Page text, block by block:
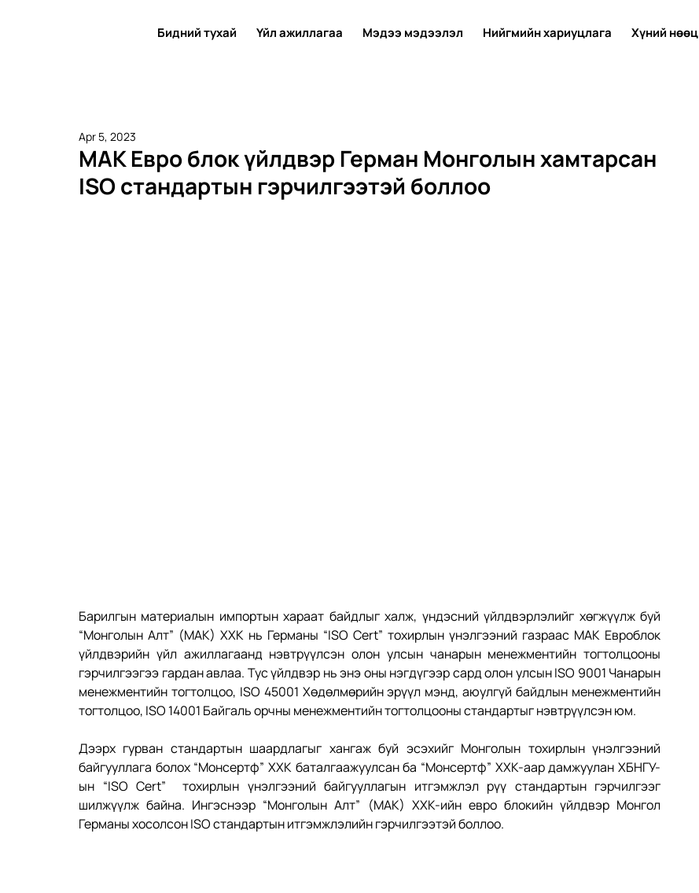
Бидний тухай Үйл ажиллагаа Мэдээ мэдээлэл Нийгмийн хариуцлага Хүний нөөц
МАК Евро блок үйлдвэр Герман Монголын хамтарсан
ISO стандартын гэрчилгээтэй боллоо
Apr 5, 2023
Барилгын материалын импортын хараат байдлыг халж, үндэсний үйлдвэрлэлийг хөгжүүлж буй
“Монголын Алт” (МАК) ХХК нь Германы “ISO Cert” тохирлын үнэлгээний газраас МАК Евроблок
үйлдвэрийн үйл ажиллагаанд нэвтрүүлсэн олон улсын чанарын менежментийн тогтолцооны
гэрчилгээгээ гардан авлаа. Тус үйлдвэр нь энэ оны нэгдүгээр сард олон улсын ISO 9001 Чанарын
менежментийн тогтолцоо, ISO 45001 Хөдөлмөрийн эрүүл мэнд, аюулгүй байдлын менежментийн
тогтолцоо, ISO 14001 Байгаль орчны менежментийн тогтолцооны стандартыг нэвтрүүлсэн юм.
Дээрх гурван стандартын шаардлагыг хангаж буй эсэхийг Монголын тохирлын үнэлгээний
байгууллага болох “Монсертф” ХХК баталгаажуулсан ба “Монсертф” ХХК-аар дамжуулан ХБНГУ-
ын “ISO Cert”  тохирлын үнэлгээний байгууллагын итгэмжлэл рүү стандартын гэрчилгээг
шилжүүлж байна. Ингэснээр “Монголын Алт” (МАК) ХХК-ийн евро блокийн үйлдвэр Монгол
Германы хосолсон ISO стандартын итгэмжлэлийн гэрчилгээтэй боллоо.